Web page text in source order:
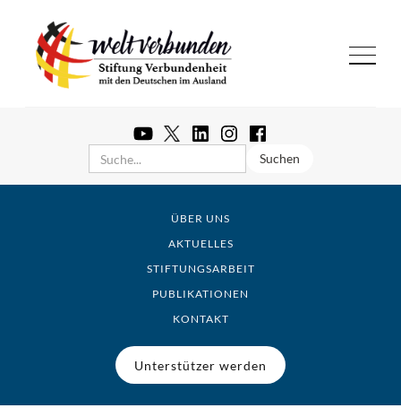
ÜBER UNS
AKTUELLES
STIFTUNGSARBEIT
PUBLIKATIONEN
KONTAKT
Unterstützer werden